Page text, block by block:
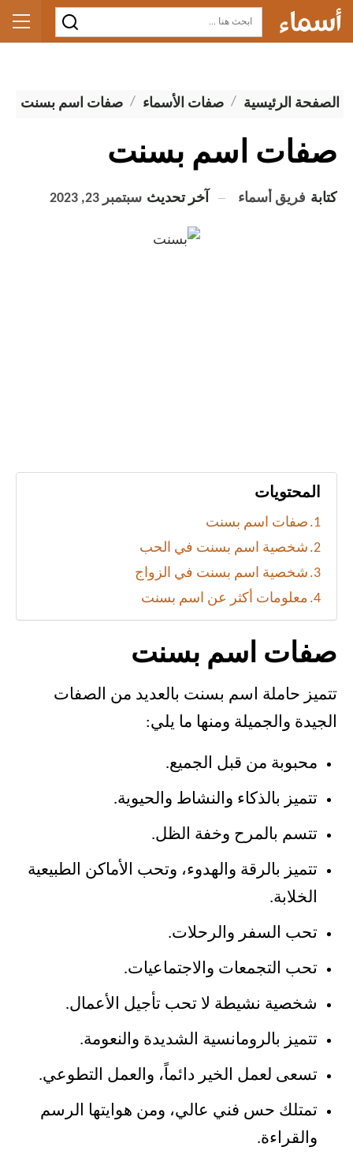
الصفحة الرئيسية صفات الأسماء صفات اسم بسنت
صفات اسم بسنت
كتابة فريق أسماء آخر تحديث سبتمبر 23, 2023
المحتويات
صفات اسم بسنت
شخصية اسم بسنت في الحب
شخصية اسم بسنت في الزواج
معلومات أكثر عن اسم بسنت
صفات اسم بسنت
تتميز حاملة اسم بسنت بالعديد من الصفات
الجيدة والجميلة ومنها ما يلي:
محبوبة من قبل الجميع.
تتميز بالذكاء والنشاط والحيوية.
تتسم بالمرح وخفة الظل.
تتميز بالرقة والهدوء، وتحب الأماكن الطبيعية
الخلابة.
تحب السفر والرحلات.
تحب التجمعات والاجتماعيات.
شخصية نشيطة لا تحب تأجيل الأعمال.
تتميز بالرومانسية الشديدة والنعومة.
تسعى لعمل الخير دائماً، والعمل التطوعي.
تمتلك حس فني عالي، ومن هوايتها الرسم
والقراءة.